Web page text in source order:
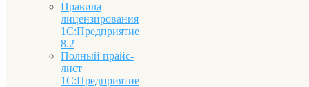
Правила
лицензирования
1С:Предприятие
8.2
Полный прайс-
лист
1С:Предприятие